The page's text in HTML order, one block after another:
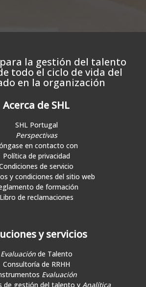
la gestión del talento
todo el ciclo de vida del
en la organización
Acerca de SHL
SHL Portugal
Perspectivas
en contacto con
Política de privacidad
de servicio
y condiciones del sitio web
de formación
Libro de reclamaciones
y servicios
Evaluaciónde Talento
Consultoría de RRHH
Evaluación
de gestión del talento y Analítica